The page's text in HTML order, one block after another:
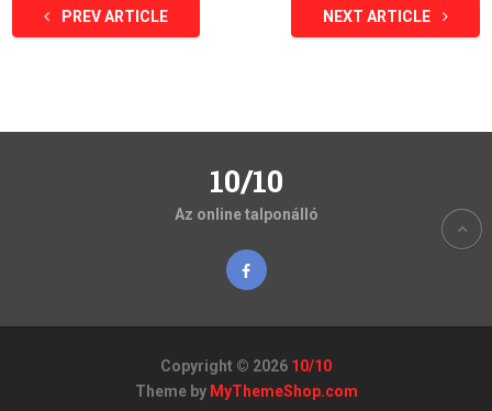
PREV ARTICLE NEXT ARTICLE
10/10
Az online talponálló
Copyright © 2026 10/10
Theme by MyThemeShop.com